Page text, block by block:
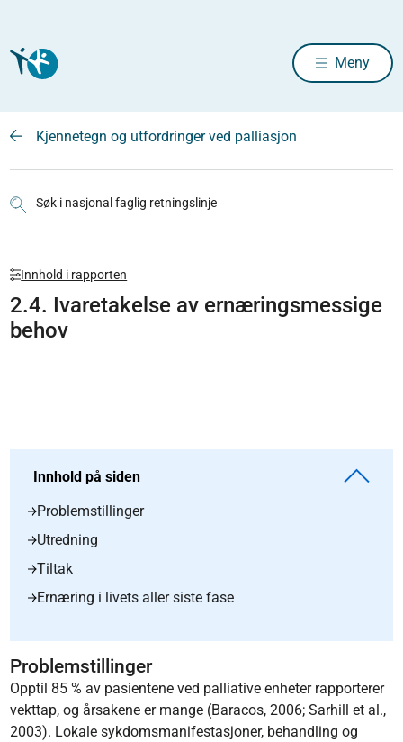
Meny
Kjennetegn og utfordringer ved palliasjon
Søk i nasjonal faglig retningslinje
Innhold i rapporten
2.4. Ivaretakelse av ernæringsmessige
behov
Innhold på siden
Problemstillinger
Utredning
Tiltak
Ernæring i livets aller siste fase
Problemstillinger
Opptil 85 % av pasientene ved palliative enheter rapporterer
vekttap, og årsakene er mange (Baracos, 2006; Sarhill et al.,
2003). Lokale sykdomsmanifestasjoner, behandling og